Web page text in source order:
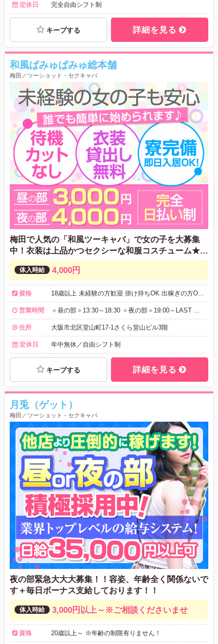
定休日 完全自由シフト制
キープする 詳細を見る
和風ぱみゅぱみゅ総本舗
梅田／ツーショット・セクキャバ
梅田で人気の「和風ツーキャバ」で女の子を大募集
中！衣装は上品かつセクシーな和服コスチューム★昼
／夜で好きな時間に高収入を稼げる！未経験の方でも
日給：30,000円以上可能！
4,000円
資格
営業時間
住所 大阪市北区堂山町17-1さくら堂山ビル3階
定休日 年中無休／自由シフト制
キープする 詳細を見る
月兎（ゲット）
梅田／ツーショット・セクキャバ
夜の部緊急大大大募集！！容姿、年齢全く関係ないで
す＋毎日ボーナス支給しております！！
3,000円以上～※ご相談くださいませ
資格 20歳以上～ ※年齢の制限有りません！